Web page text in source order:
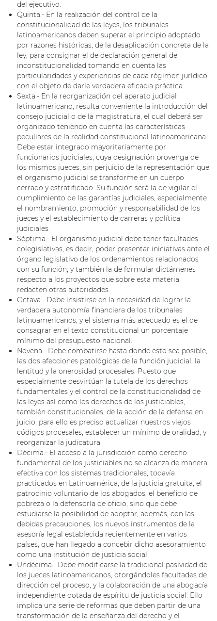
del ejecutivo.
Quinta.- En la realización del control de la
constitucionalidad de las leyes, los tribunales
latinoamericanos deben superar el principio adoptado
por razones históricas, de la desaplicación concreta de la
ley, para consignar el de declaración general de
inconstitucionalidad tomando en cuenta las
particularidades y experiencias de cada régimen jurídico,
con el objeto de darle verdadera eficacia práctica.
Sexta.- En la reorganización del aparato judicial
latinoamericano, resulta conveniente la introducción del
consejo judicial o de la magistratura, el cual deberá ser
organizado teniendo en cuenta las características
peculiares de la realidad constitucional latinoamericana.
Debe estar integrado mayoritariamente por
funcionarios judiciales, cuya designación provenga de
los mismos jueces, sin perjuicio de la representación que
el organismo judicial se transforme en un cuerpo
cerrado y estratificado. Su función será la de vigilar el
cumplimiento de las garantías judiciales, especialmente
el nombramiento, promoción y responsabilidad de los
jueces y el establecimiento de carreras y política
judiciales.
Séptima.- El organismo judicial debe tener facultades
colegislativas, es decir, poder presentar iniciativas ante el
órgano legislativo de los ordenamientos relacionados
con su función, y también la de formular dictámenes
respecto a los proyectos que sobre esta materia
redacten otras autoridades.
Octava.- Debe insistirse en la necesidad de lograr la
verdadera autonomía financiera de los tribunales
latinoamericanos, y el sistema más adecuado es el de
consagrar en el texto constitucional un porcentaje
mínimo del presupuesto nacional.
Novena.- Debe combatirse hasta donde esto sea posible,
las dos afecciones patológicas de la función judicial: la
lentitud y la onerosidad procesales. Puesto que
especialmente desvirtúan la tutela de los derechos
fundamentales y el control de la constitucionalidad de
las leyes así como los derechos de los justiciables,
también constitucionales, de la acción de la defensa en
juicio; para ello es preciso actualizar nuestros viejos
códigos procesales, establecer un mínimo de oralidad, y
reorganizar la judicatura.
Décima.- El acceso a la jurisdicción como derecho
fundamental de los justiciables no se alcanza de manera
efectiva con los sistemas tradicionales, todavía
practicados en Latinoamérica, de la justicia gratuita, el
patrocinio voluntario de los abogados; el beneficio de
pobreza o la defensoría de oficio; sino que debe
estudiarse la posibilidad de adoptar, además, con las
debidas precauciones, los nuevos instrumentos de la
asesoría legal establecida recientemente en varios
países, que han llegado a concebir dicho asesoramiento
como una institución de justicia social.
Undécima.- Debe modificarse la tradicional pasividad de
los jueces latinoamericanos, otorgándoles facultades de
dirección del proceso, y la colaboración de una abogacía
independiente dotada de espíritu de justicia social. Ello
implica una serie de reformas que deben partir de una
transformación de la enseñanza del derecho y el